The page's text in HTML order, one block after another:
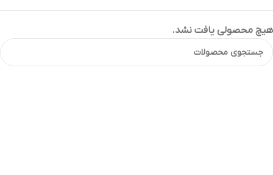
هیچ محصولی یافت نشد.